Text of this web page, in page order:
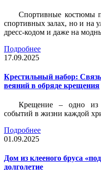
Спортивные костюмы
спортивных залах, но и на
дресс-кодом и даже на
Подробнее
17.09.2025
Крестильный набор:
веяний в обряде крещения
Крещение – одно из
событий в жизни каждой
Подробнее
01.09.2025
Дом из клееного бруса
долголетие